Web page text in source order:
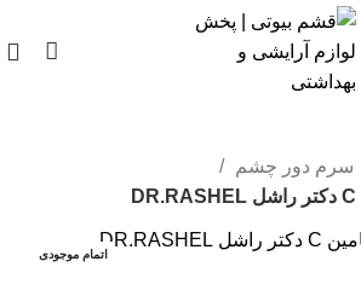
سرم دور چشم
اتمام موجودی